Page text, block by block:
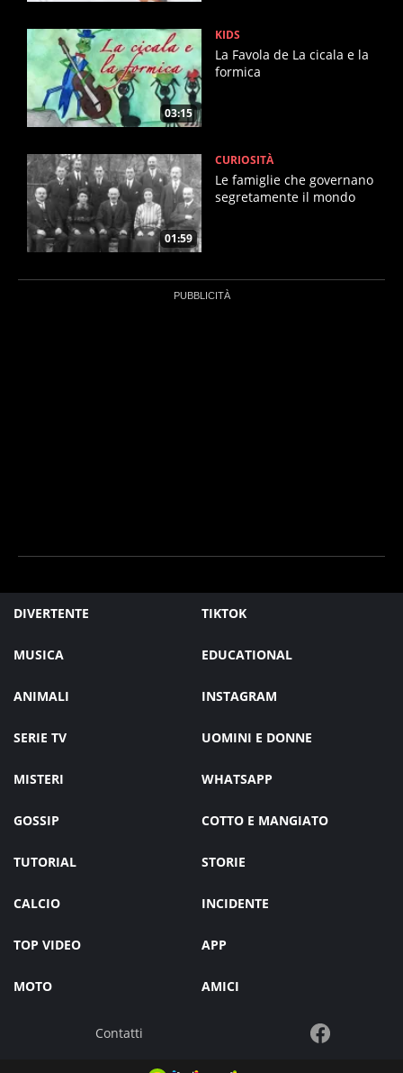
03:15
KIDS
La Favola de La cicala e la
formica
01:59
CURIOSITÀ
Le famiglie che governano
segretamente il mondo
DIVERTENTE TIKTOK
MUSICA EDUCATIONAL
ANIMALI INSTAGRAM
SERIE TV UOMINI E DONNE
MISTERI WHATSAPP
GOSSIP COTTO E MANGIATO
TUTORIAL STORIE
CALCIO INCIDENTE
TOP VIDEO APP
MOTO AMICI
Contatti